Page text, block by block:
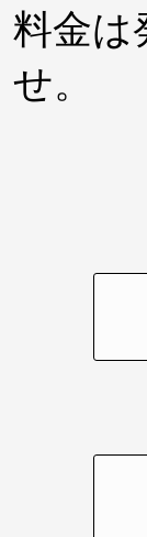
料金は
せ。